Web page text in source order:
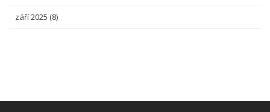
září 2025 (8)